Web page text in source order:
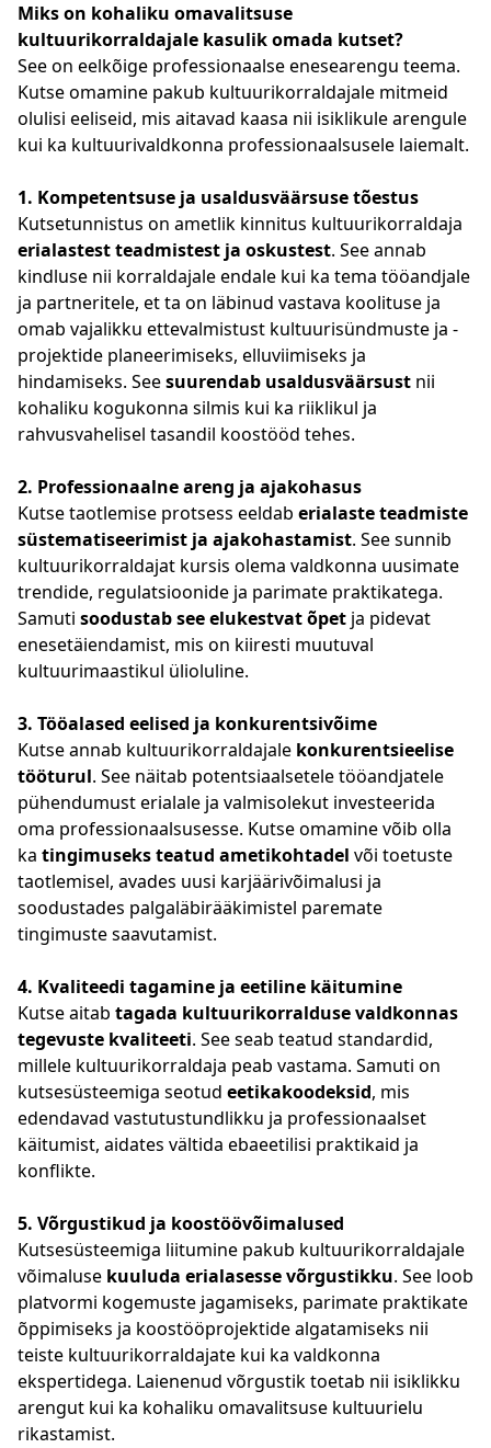
Miks on kohaliku omavalitsuse
kultuurikorraldajale kasulik omada kutset?
See on eelkõige professionaalse enesearengu teema.
Kutse omamine pakub kultuurikorraldajale mitmeid
olulisi eeliseid, mis aitavad kaasa nii isiklikule arengule
kui ka kultuurivaldkonna professionaalsusele laiemalt.
1. Kompetentsuse ja usaldusväärsuse tõestus
Kutsetunnistus on ametlik kinnitus kultuurikorraldaja
erialastest teadmistest ja oskustest. See annab
kindluse nii korraldajale endale kui ka tema tööandjale
ja partneritele, et ta on läbinud vastava koolituse ja
omab vajalikku ettevalmistust kultuurisündmuste ja -
projektide planeerimiseks, elluviimiseks ja
hindamiseks. Seesuurendab usaldusväärsust nii
kohaliku kogukonna silmis kui ka riiklikul ja
rahvusvahelisel tasandil koostööd tehes.
2. Professionaalne areng ja ajakohasus
Kutse taotlemise protsess eeldab erialaste teadmiste
süstematiseerimist ja ajakohastamist. See sunnib
kultuurikorraldajat kursis olema valdkonna uusimate
trendide, regulatsioonide ja parimate praktikatega.
Samuti soodustab see elukestvat õpet ja pidevat
enesetäiendamist, mis on kiiresti muutuval
kultuurimaastikul ülioluline.
3. Tööalased eelised ja konkurentsivõime
Kutse annab kultuurikorraldajale konkurentsieelise
tööturul. See näitab potentsiaalsetele tööandjatele
pühendumust erialale ja valmisolekut investeerida
oma professionaalsusesse. Kutse omamine võib olla
ka tingimuseks teatud ametikohtadel või toetuste
taotlemisel, avades uusi karjäärivõimalusi ja
soodustades palgaläbirääkimistel paremate
tingimuste saavutamist.
4. Kvaliteedi tagamine ja eetiline käitumine
Kutse aitab tagada kultuurikorralduse valdkonnas
tegevuste kvaliteeti. See seab teatud standardid,
millele kultuurikorraldaja peab vastama. Samuti on
kutsesüsteemiga seotud eetikakoodeksid, mis
edendavad vastutustundlikku ja professionaalset
käitumist, aidates vältida ebaeetilisi praktikaid ja
konflikte.
5. Võrgustikud ja koostöövõimalused
Kutsesüsteemiga liitumine pakub kultuurikorraldajale
võimaluse kuuluda erialasesse võrgustikku. See loob
platvormi kogemuste jagamiseks, parimate praktikate
õppimiseks ja koostööprojektide algatamiseks nii
teiste kultuurikorraldajate kui ka valdkonna
ekspertidega. Laienenud võrgustik toetab nii isiklikku
arengut kui ka kohaliku omavalitsuse kultuurielu
rikastamist.